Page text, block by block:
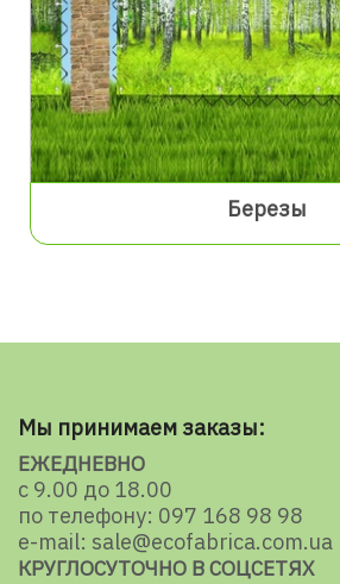
Березы
Мы принимаем заказы:
ЕЖЕДНЕВНО
с 9.00 до 18.00
по телефону: 097 168 98 98
e-mail: sale@ecofabrica.com.ua
КРУГЛОСУТОЧНО В СОЦСЕТЯХ